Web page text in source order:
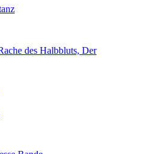
des Halbbluts, Der